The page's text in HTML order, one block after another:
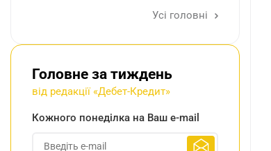
Усі головні
Головне за тиждень
від редакції «Дебет-Кредит»
Кожного понеділка на Ваш e-mail